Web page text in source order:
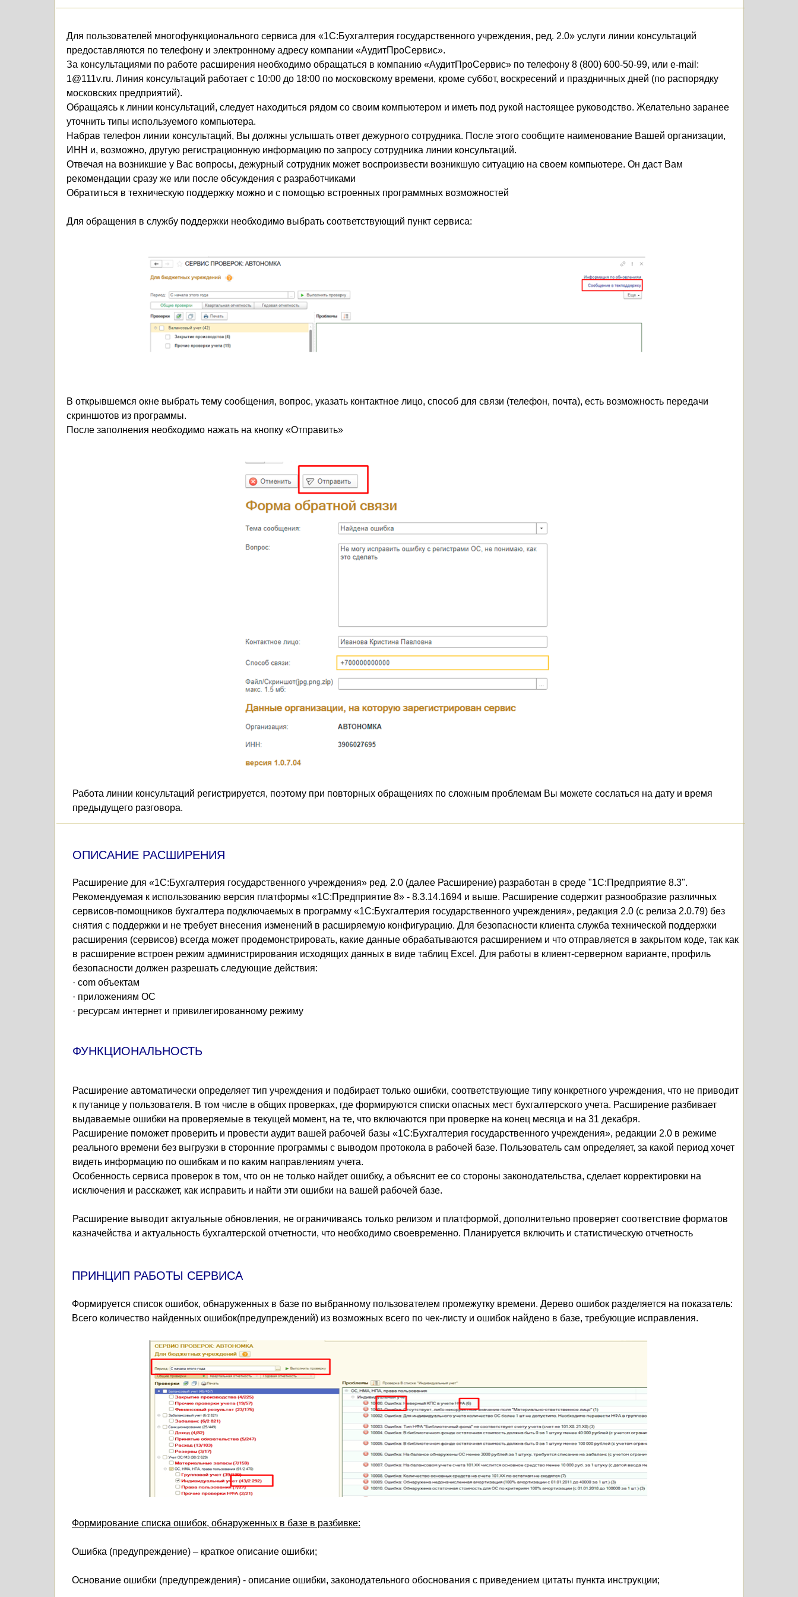
ОПИСАНИЕ РАСШИРЕНИЯ
ФУНКЦИОНАЛЬНОСТЬ
ПРИНЦИП РАБОТЫ СЕРВИСА
Для пользователей многофункционального сервиса для «1С:Бухгалтерия государственного учреждения, ред. 2.0» услуги линии консультаций
предоставляются по телефону и электронному адресу компании «АудитПроСервис».
За консультациями по работе расширения необходимо обращаться в компанию «АудитПроСервис» по телефону 8 (800) 600-50-99, или e-mail:
1@111v.ru. Линия консультаций работает с 10:00 до 18:00 по московскому времени, кроме суббот, воскресений и праздничных дней (по распорядку
московских предприятий).
Обращаясь к линии консультаций, следует находиться рядом со своим компьютером и иметь под рукой настоящее руководство. Желательно заранее
уточнить типы используемого компьютера.
Набрав телефон линии консультаций, Вы должны услышать ответ дежурного сотрудника. После этого сообщите наименование Вашей организации,
ИНН и, возможно, другую регистрационную информацию по запросу сотрудника линии консультаций.
Отвечая на возникшие у Вас вопросы, дежурный сотрудник может воспроизвести возникшую ситуацию на своем компьютере. Он даст Вам
рекомендации сразу же или после обсуждения с разработчиками
Обратиться в техническую поддержку можно и с помощью встроенных программных возможностей
Для обращения в службу поддержки необходимо выбрать соответствующий пункт сервиса:
В открывшемся окне выбрать тему сообщения, вопрос, указать контактное лицо, способ для связи (телефон, почта), есть возможность передачи
скриншотов из программы.
После заполнения необходимо нажать на кнопку «Отправить»
Работа линии консультаций регистрируется, поэтому при повторных обращениях по сложным проблемам Вы можете сослаться на дату и время
предыдущего разговора.
Расширение для «1С:Бухгалтерия государственного учреждения» ред. 2.0 (далее Расширение) разработан в среде "1С:Предприятие 8.3".
Рекомендуемая к использованию версия платформы «1С:Предприятие 8» - 8.3.14.1694 и выше. Расширение содержит разнообразие различных
сервисов-помощников бухгалтера подключаемых в программу «1С:Бухгалтерия государственного учреждения», редакция 2.0 (с релиза 2.0.79) без
снятия с поддержки и не требует внесения изменений в расширяемую конфигурацию. Для безопасности клиента служба технической поддержки
расширения (сервисов) всегда может продемонстрировать, какие данные обрабатываются расширением и что отправляется в закрытом коде, так как
в расширение встроен режим администрирования исходящих данных в виде таблиц Excel. Для работы в клиент-серверном варианте, профиль
безопасности должен разрешать следующие действия:
· com объектам
· приложениям ОС
· ресурсам интернет и привилегированному режиму
Расширение автоматически определяет тип учреждения и подбирает только ошибки, соответствующие типу конкретного учреждения, что не приводит
к путанице у пользователя. В том числе в общих проверках, где формируются списки опасных мест бухгалтерского учета. Расширение разбивает
выдаваемые ошибки на проверяемые в текущей момент, на те, что включаются при проверке на конец месяца и на 31 декабря.
Расширение поможет проверить и провести аудит вашей рабочей базы «1С:Бухгалтерия государственного учреждения», редакции 2.0 в режиме
реального времени без выгрузки в сторонние программы с выводом протокола в рабочей базе. Пользователь сам определяет, за какой период хочет
видеть информацию по ошибкам и по каким направлениям учета.
Особенность сервиса проверок в том, что он не только найдет ошибку, а объяснит ее со стороны законодательства, сделает корректировки на
исключения и расскажет, как исправить и найти эти ошибки на вашей рабочей базе.
Расширение выводит актуальные обновления, не ограничиваясь только релизом и платформой, дополнительно проверяет соответствие форматов
казначейства и актуальность бухгалтерской отчетности, что необходимо своевременно. Планируется включить и статистическую отчетность
Формируется список ошибок, обнаруженных в базе по выбранному пользователем промежутку времени. Дерево ошибок разделяется на показатель:
Всего количество найденных ошибок(предупреждений) из возможных всего по чек-листу и ошибок найдено в базе, требующие исправления.
Формирование списка ошибок, обнаруженных в базе в разбивке:
Ошибка (предупреждение) – краткое описание ошибки;
Основание ошибки (предупреждения) - описание ошибки, законодательного обоснования с приведением цитаты пункта инструкции;